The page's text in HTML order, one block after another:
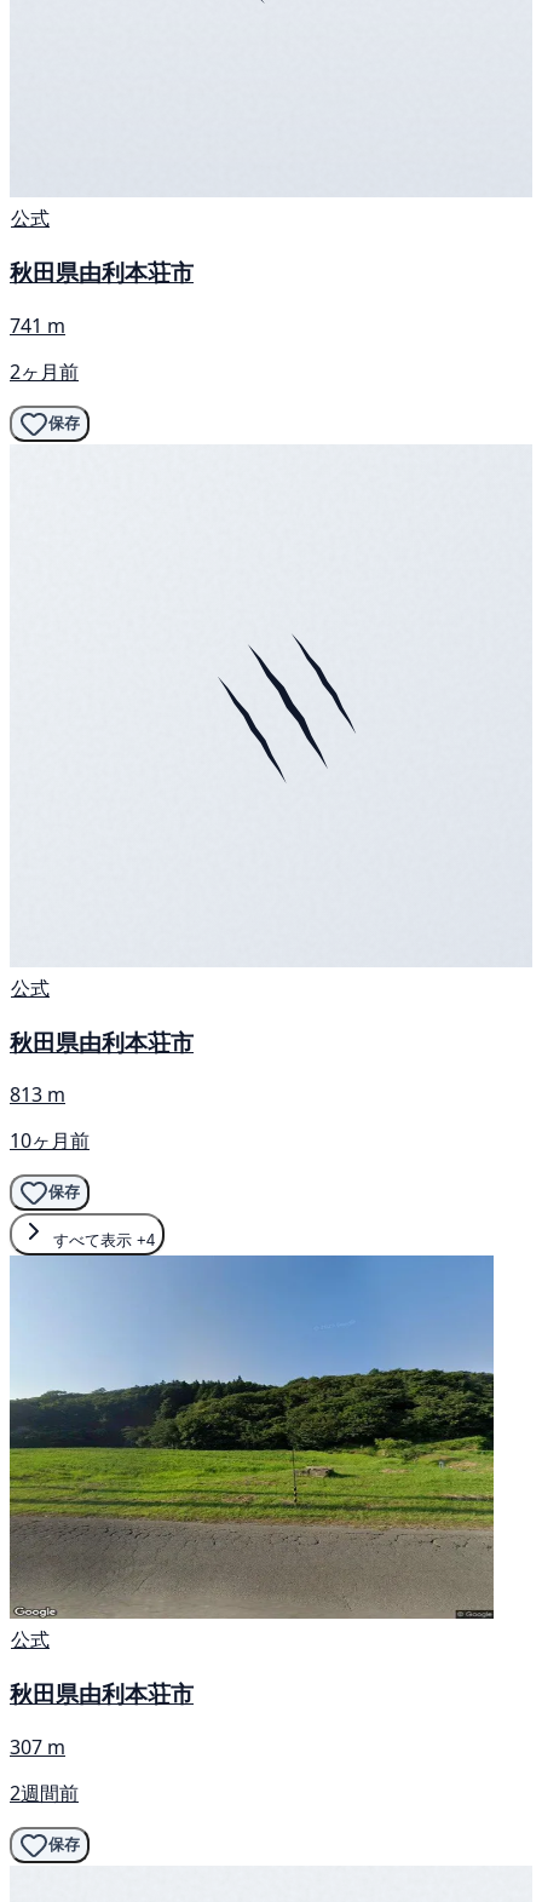
公式
秋田県由利本荘市
741 m
2ヶ月前
保存
公式
秋田県由利本荘市
813 m
10ヶ月前
保存
すべて表示 +4
公式
秋田県由利本荘市
307 m
2週間前
保存